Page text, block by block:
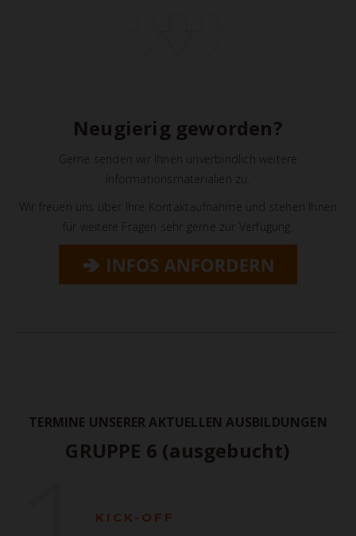
Neugierig geworden?
Gerne senden wir Ihnen unverbindlich weitere
Informationsmaterialien zu.
Wir freuen uns über Ihre Kontaktaufnahme und stehen Ihnen
für weitere Fragen sehr gerne zur Verfügung.
TERMINE UNSERER AKTUELLEN AUSBILDUNGEN
GRUPPE 6 (ausgebucht)
KICK-OFF